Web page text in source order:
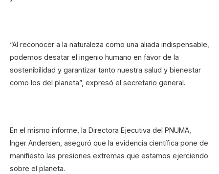
“Al reconocer a la naturaleza como una aliada indispensable,
podemos desatar el ingenio humano en favor de la
sostenibilidad y garantizar tanto nuestra salud y bienestar
como los del planeta”, expresó el secretario general.
En el mismo informe, la Directora Ejecutiva del PNUMA,
Inger Andersen, aseguró que la evidencia científica pone de
manifiesto las presiones extremas que estamos ejerciendo
sobre el planeta.